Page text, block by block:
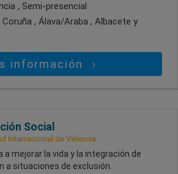
, Semi-presencial
Coruña , Álava/Araba , Albacete y
información
Social
Internacional de Valencia
a mejorar la vida y la integración de
a situaciones de exclusión.